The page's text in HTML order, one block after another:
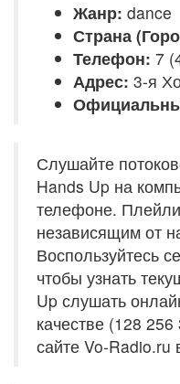
Жанр: dance
Страна
Телефон: 7
Адрес: 3-я
Слушайте
Hands Up на
телефоне.
независящим от
Воспользуйтесь
чтобы узнать
Up слушать
качестве (128
сайте Vo-